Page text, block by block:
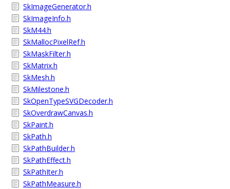
SkImageGenerator.h
SkImageInfo.h
SkM44.h
SkMallocPixelRef.h
SkMaskFilter.h
SkMatrix.h
SkMesh.h
SkMilestone.h
SkOpenTypeSVGDecoder.h
SkOverdrawCanvas.h
SkPaint.h
SkPath.h
SkPathBuilder.h
SkPathEffect.h
SkPathIter.h
SkPathMeasure.h